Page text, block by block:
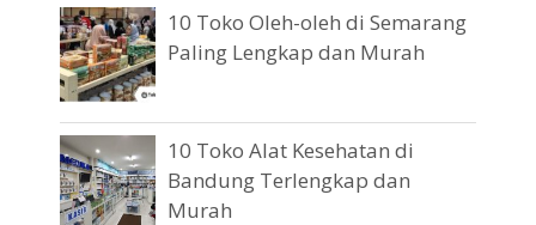
10 Toko Oleh-oleh di Semarang
Paling Lengkap dan Murah
10 Toko Alat Kesehatan di
Bandung Terlengkap dan
Murah